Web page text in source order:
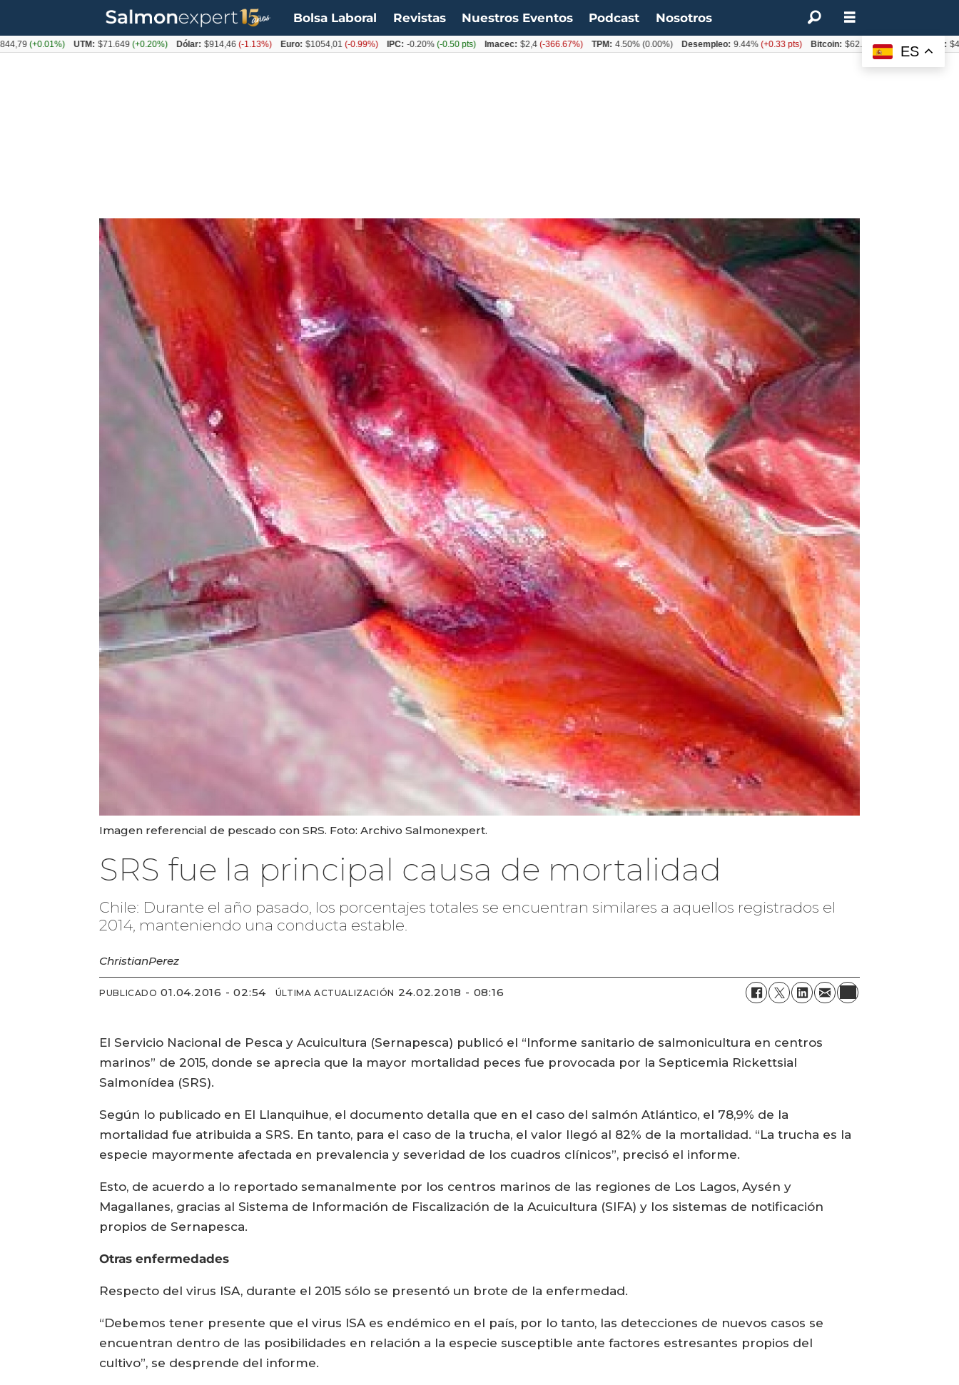
Bolsa Laboral Revistas Nuestros Eventos Podcast Nosotros
Imagen referencial de pescado con SRS. Foto: Archivo Salmonexpert.
SRS fue la principal causa de mortalidad
Chile: Durante el año pasado, los porcentajes totales se encuentran similares a aquellos registrados el
2014, manteniendo una conducta estable.
ChristianPerez
PUBLICADO 01.04.2016 - 02:54 ÚLTIMA ACTUALIZACIÓN 24.02.2018 - 08:16
El Servicio Nacional de Pesca y Acuicultura (Sernapesca) publicó el “Informe sanitario de salmonicultura en centros
marinos” de 2015, donde se aprecia que la mayor mortalidad peces fue provocada por la Septicemia Rickettsial
Salmonídea (SRS).
Según lo publicado en El Llanquihue, el documento detalla que en el caso del salmón Atlántico, el 78,9% de la
mortalidad fue atribuida a SRS. En tanto, para el caso de la trucha, el valor llegó al 82% de la mortalidad. “La trucha es la
especie mayormente afectada en prevalencia y severidad de los cuadros clínicos”, precisó el informe.
Esto, de acuerdo a lo reportado semanalmente por los centros marinos de las regiones de Los Lagos, Aysén y
Magallanes, gracias al Sistema de Información de Fiscalización de la Acuicultura (SIFA) y los sistemas de notificación
propios de Sernapesca.
Otras enfermedades
Respecto del virus ISA, durante el 2015 sólo se presentó un brote de la enfermedad.
“Debemos tener presente que el virus ISA es endémico en el país, por lo tanto, las detecciones de nuevos casos se
encuentran dentro de las posibilidades en relación a la especie susceptible ante factores estresantes propios del
cultivo”, se desprende del informe.
ES
UTM: $71.649 (+0.20%) Dólar: $914,46 (-1.13%) Euro: $1054,01(-0.99%) IPC: -0.20%(-0.50 pts) Imacec: $2,4(-366.67%) TPM: 4.50%(0.00%) Desempleo: 9.44%(+0.33 pts) Bitcoin: $62.760,11(-1.74%)